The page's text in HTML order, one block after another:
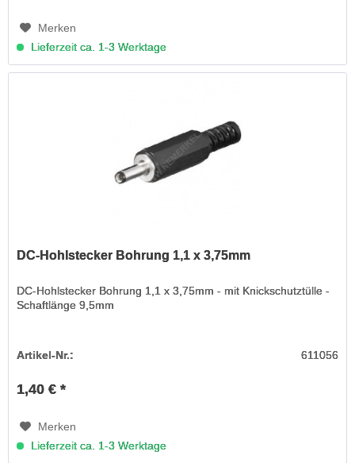
Merken
Lieferzeit ca. 1-3 Werktage
DC-Hohlstecker Bohrung 1,1 x 3,75mm
DC-Hohlstecker Bohrung 1,1 x 3,75mm - mit Knickschutztülle -
Schaftlänge 9,5mm
Artikel-Nr.: 611056
1,40 € *
Merken
Lieferzeit ca. 1-3 Werktage